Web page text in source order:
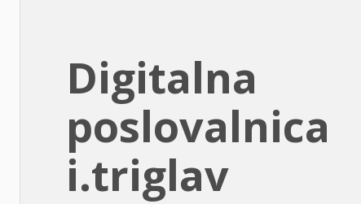
Digitalna
poslovalnica
i.triglav